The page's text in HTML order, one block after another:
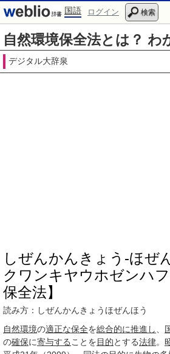
国語 ログイン 検索
自然環境保全法とは？ わ
デジタル大辞泉
しぜんかんきょう‐ほぜ
クワンキヤウホゼンハ
保全法】
読み方：しぜんかんきょうほぜんほう
自然環境の適正な保全を総合的に推進し
の確保に寄与する ことを目的とする法律。